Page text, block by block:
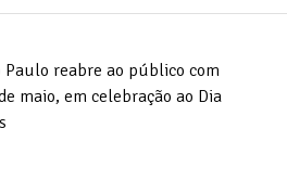
Paulo reabre ao público com
maio, em celebração ao Dia